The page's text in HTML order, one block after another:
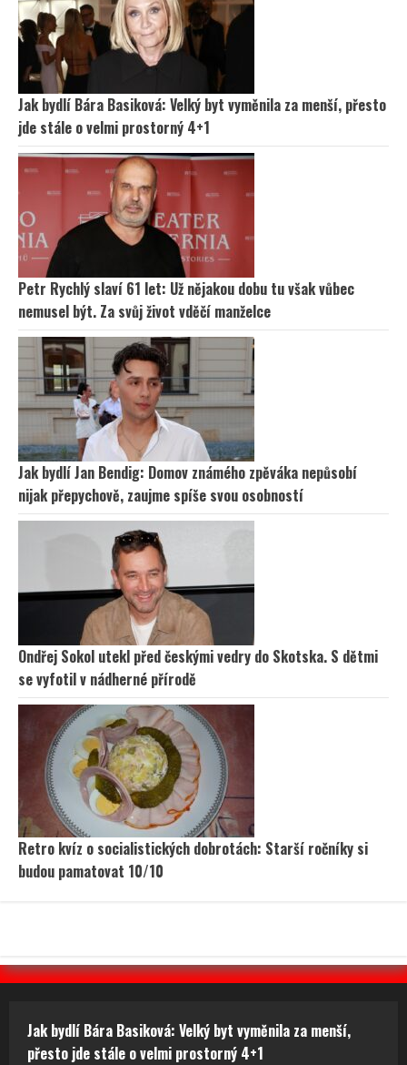
Jak bydlí Bára Basiková: Velký byt vyměnila za menší, přesto
jde stále o velmi prostorný 4+1
Petr Rychlý slaví 61 let: Už nějakou dobu tu však vůbec
nemusel být. Za svůj život vděčí manželce
Jak bydlí Jan Bendig: Domov známého zpěváka nepůsobí
nijak přepychově, zaujme spíše svou osobností
Ondřej Sokol utekl před českými vedry do Skotska. S dětmi
se vyfotil v nádherné přírodě
Retro kvíz o socialistických dobrotách: Starší ročníky si
budou pamatovat 10/10
Jak bydlí Bára Basiková: Velký byt vyměnila za menší,
přesto jde stále o velmi prostorný 4+1